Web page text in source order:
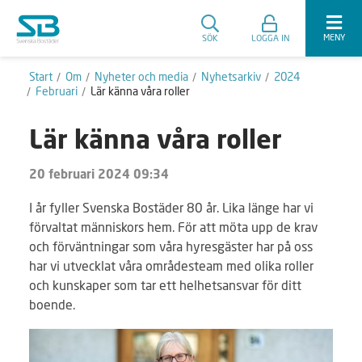
SÖK LOGGA IN MENY
Start Om Nyheter och media Nyhetsarkiv
2024
Februari
Lär känna våra roller
Lär känna våra roller
20 februari 2024 09:34
I år fyller Svenska Bostäder 80 år. Lika länge har vi
förvaltat människors hem. För att möta upp de krav
och förväntningar som våra hyresgäster har på oss
har vi utvecklat våra områdesteam med olika roller
och kunskaper som tar ett helhetsansvar för ditt
boende.